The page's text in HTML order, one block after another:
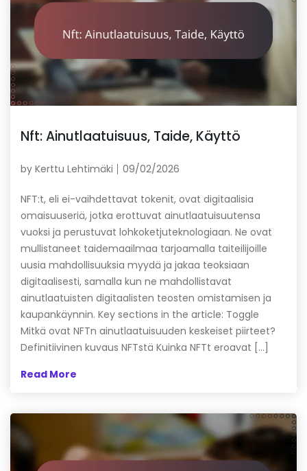
Nft: Ainutlaatuisuus, Taide, Käyttö
by Kerttu Lehtimäki 09/02/2026
NFT:t, eli ei-vaihdettavat tokenit, ovat digitaalisia
omaisuuseriä, jotka erottuvat ainutlaatuisuutensa
vuoksi ja perustuvat lohkoketjuteknologiaan. Ne ovat
mullistaneet taidemaailmaa tarjoamalla taiteilijoille
uusia mahdollisuuksia myydä ja jakaa teoksiaan
digitaalisesti, samalla kun ne mahdollistavat
ainutlaatuisten digitaalisten teosten omistamisen ja
kaupankäynnin. Key sections in the article: Toggle
Mitkä ovat NFTn ainutlaatuisuuden keskeiset piirteet?
Definitiivinen kuvaus NFTstä Kuinka NFTt eroavat […]
Read More